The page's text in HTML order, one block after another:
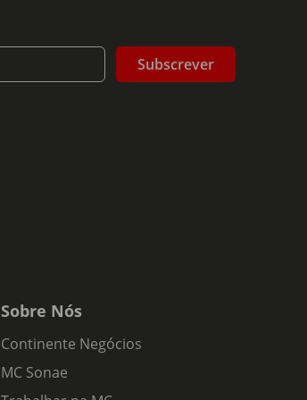
Subscrever
Sobre Nós
Continente Negócios
MC Sonae